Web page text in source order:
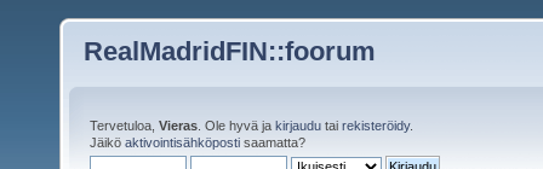
RealMadridFIN::foorum
Tervetuloa, Vieras . Ole hyvä ja kirjaudu tai rekisteröidy.
Jäikö aktivointisähköposti saamatta?